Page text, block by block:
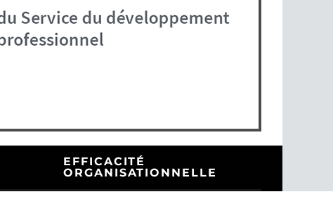
EFFICACITÉ
ORGANISATIONNELLE